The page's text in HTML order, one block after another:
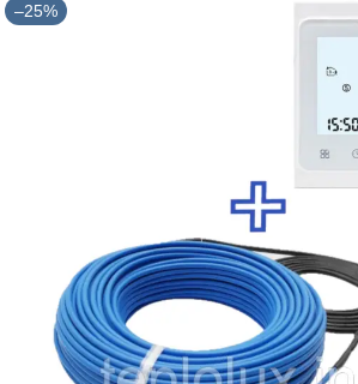
–25%